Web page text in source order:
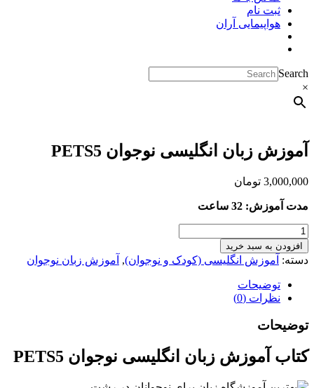
ثبت نام
هواپیمایی آران
Search
×
آموزش زبان انگلیسی نوجوان PETS5
3,000,000 تومان
مدت آموزش: 32 ساعت
آموزش
زبان
انگلیسی
PETS5
افزودن به سبد خرید
دسته: آموزش انگلیسی (کودک و نوجوان), آموزش زبان نوجوان
توضیحات
نظرات (0)
توضیحات
کتاب آموزش زبان انگلیسی نوجوان PETS5